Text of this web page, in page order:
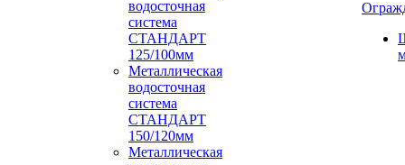
водосточная
система
СТАНДАРТ
125/100мм
Металлическая
водосточная
система
СТАНДАРТ
150/120мм
Металлическая